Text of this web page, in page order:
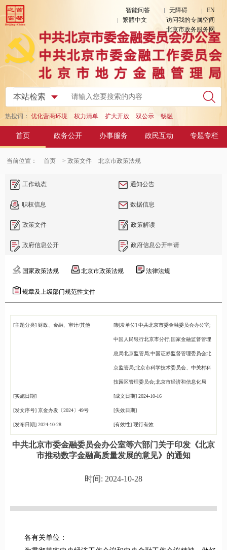
智能问答 无障碍
EN
繁體中文
访问我的专属空间
北京市政务服务网
热搜词： 优化营商环境 权力清单 扩大开放 双公示 畅融
首页 政务公开 办事服务 政民互动 专题专栏
当前位置： 首页 > 政策文件 北京市政策法规
工作动态 通知公告
职权信息 数据信息
政策文件 政策解读
政府信息公开 政府信息公开申请
国家政策法规 北京市政策法规 法律法规
规章及上级部门规范性文件
[主题分类] 财政、金融、审计/其他 [制发单位] 中共北京市委金融委员会办公室;
中国人民银行北京市分行;国家金融监督管理
总局北京监管局;中国证券监督管理委员会北
京监管局;北京市科学技术委员会、中关村科
技园区管理委员会;北京市经济和信息化局
[实施日期] [成文日期] 2024-10-16
[发文序号] 京金办发〔2024〕49号 [失效日期]
[发布日期] 2024-10-28 [有效性] 现行有效
中共北京市委金融委员会办公室等六部门关于印发《北京
市推动数字金融高质量发展的意见》的通知
时间: 2024-10-28
各有关单位：